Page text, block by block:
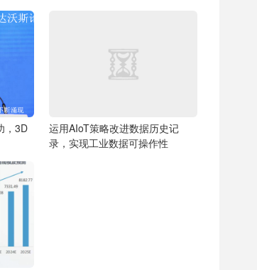
，3D
运用AIoT策略改进数据历史记
录，实现工业数据可操作性